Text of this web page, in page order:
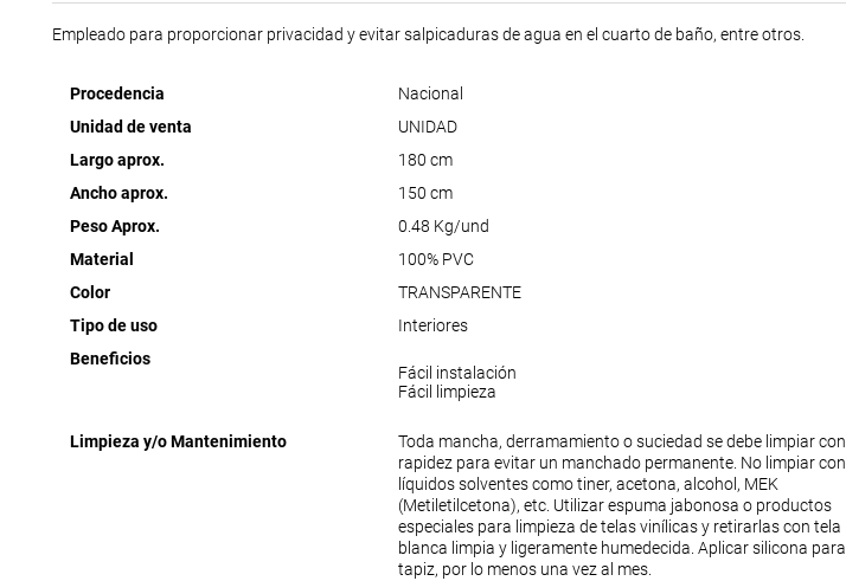
Empleado para proporcionar privacidad y evitar salpicaduras de agua en el cuarto de baño, entre otros.
Procedencia
Nacional
Unidad de venta
UNIDAD
Largo aprox.
180 cm
Ancho aprox.
150 cm
Peso Aprox.
0.48 Kg/und
Material
100% PVC
Color
TRANSPARENTE
Tipo de uso
Interiores
Beneficios
Fácil instalación
Fácil limpieza
Limpieza y/o Mantenimiento
Toda mancha, derramamiento o suciedad se debe limpiar con
rapidez para evitar un manchado permanente. No limpiar con
líquidos solventes como tiner, acetona, alcohol, MEK
(Metiletilcetona), etc. Utilizar espuma jabonosa o productos
especiales para limpieza de telas vinílicas y retirarlas con tela
blanca limpia y ligeramente humedecida. Aplicar silicona para
tapiz, por lo menos una vez al mes.